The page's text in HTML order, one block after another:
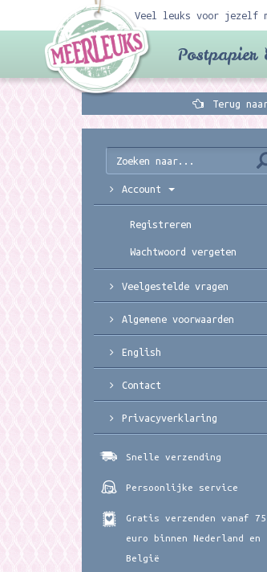
Veel leuks voor jezelf
Postpapier
Terug naar
Account
Registreren
Wachtwoord vergeten
Veelgestelde vragen
Algemene voorwaarden
English
Contact
Privacyverklaring
Snelle verzending
Persoonlijke service
Gratis verzenden vanaf 75
euro binnen Nederland en
België